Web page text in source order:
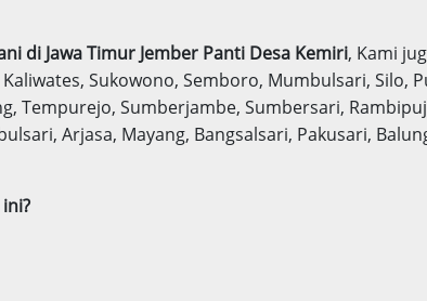
di Jawa Timur Jember Panti Desa Kemiri, Kami
Sukowono, Semboro, Mumbulsari, Silo,
Tempurejo, Sumberjambe, Sumbersari,
Arjasa, Mayang, Bangsalsari, Pakusari,